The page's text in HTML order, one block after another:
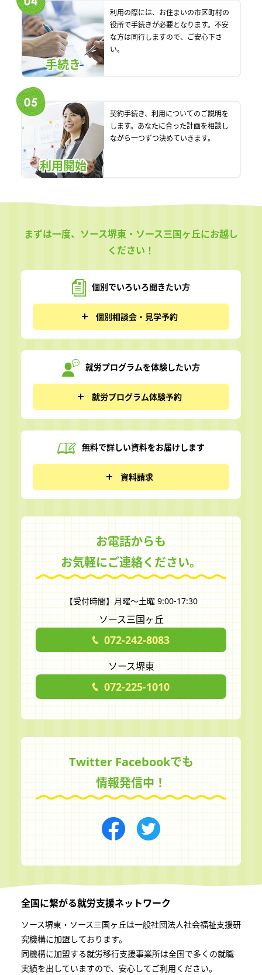
手続き
利用の際には、お住まいの市区町村の
役所で手続きが必要となります。不安
な方は同行しますので、ご安心下さ
い。
利用開始
契約手続き、利用についてのご説明を
します。あなたに合った計画を相談し
ながら一つずつ決めていきます。
まずは一度、ソース堺東・ソース三国ヶ丘にお越し
ください！
個別でいろいろ聞きたい方
個別相談会・見学予約
就労プログラムを体験したい方
就労プログラム体験予約
無料で詳しい資料をお届けします
資料請求
お電話からも
お気軽にご連絡ください。
【受付時間】月曜～土曜 9:00-17:30
ソース三国ヶ丘
072-242-8083
ソース堺東
072-225-1010
Twitter Facebookでも
情報発信中！
全国に繋がる就労支援ネットワーク
ソース堺東・ソース三国ヶ丘は一般社団法⼈社会福祉⽀援研
究機構に加盟しております。
同機構に加盟する就労移⾏⽀援事業所は全国で多くの就職
実績を出していますので、安⼼してご利⽤ください。